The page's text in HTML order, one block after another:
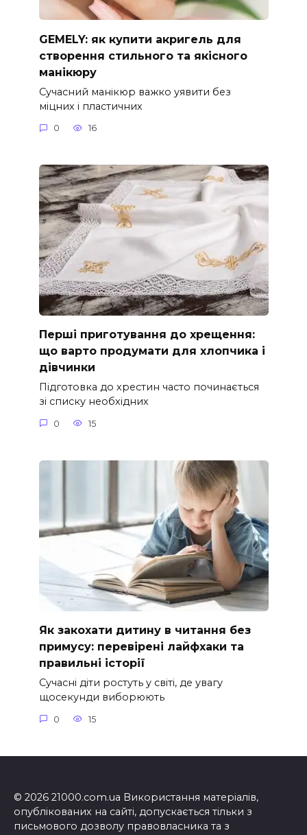
GEMELY: як купити акригель для
створення стильного та якісного
манікюру
Сучасний манікюр важко уявити без
міцних і пластичних
0 16
Перші приготування до хрещення:
що варто продумати для хлопчика і
дівчинки
Підготовка до хрестин часто починається
зі списку необхідних
0 15
Як закохати дитину в читання без
примусу: перевірені лайфхаки та
правильні історії
Сучасні діти ростуть у світі, де увагу
щосекунди виборюють
0 15
© 2026 21000.com.ua Використання матеріалів,
опублікованих на сайті, допускається тільки з
письмового дозволу правовласника та з